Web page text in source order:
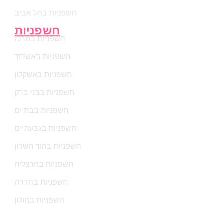
חשפניות בתל אביב
חשפניות
חשפניות במרכז
חשפניות באשדוד
חשפניות באשקלון
חשפניות בבני ברק
חשפניות בבת ים
חשפניות בגבעתיים
חשפניות בהוד השרון
חשפניות בהרצליה
חשפניות בחדרה
חשפניות בחולון